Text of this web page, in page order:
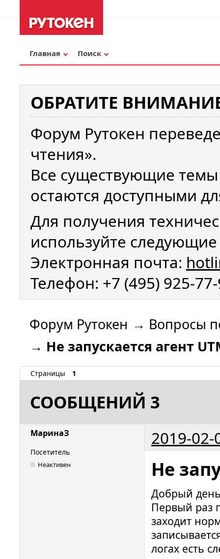
Главная Поиск
ОБРАТИТЕ
Форум Рутокен
чтения».
Все существующие
остаются доступными
Для получения
используйте
Электронная почта:
Телефон: +7 (495) 925-
Форум Рутокен → Вопросы
→ Не запускается агент
Страницы 1
СООБЩЕНИЙ 3
МаринаЗ 2019-02-
Посетитель
Неактивен Не
Добрый
Первый раз
заходит
логах есть